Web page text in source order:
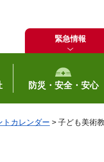
緊急情報
防災・安全・安心
トカレンダー > 子ども美術